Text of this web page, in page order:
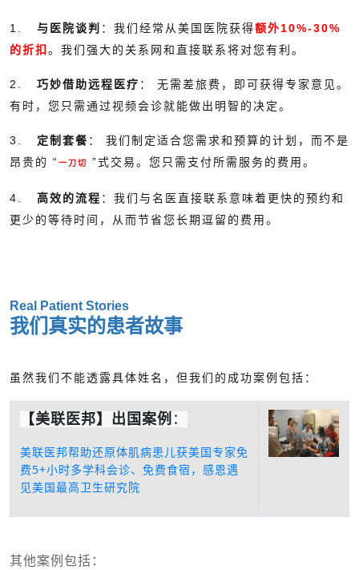
1. 与医院谈判 ：我们经常从美国医院获得额外10%-30%
的折扣 。我们强大的关系网和直接联系将对您有利。
2. 巧妙借助远程医疗 ： 无需差旅费，即可获得专家意见。
有时，您只需通过视频会诊就能做出明智的决定。
3. 定制套餐 ： 我们制定适合您需求和预算的计划，而不是
昂贵的 “一刀切 ”式交易。您只需支付所需服务的费用。
4. 高效的流程 ：我们与名医直接联系意味着更快的预约和
更少的等待时间，从而节省您长期逗留的费用。
Real Patient Stories
我们真实的患者故事
虽然我们不能透露具体姓名，但我们的成功案例包括：
【美联医邦】出国案例 ：
美联医邦帮助还原体肌病患儿获美国专家免
费5+小时多学科会诊、免费食宿，感恩遇
见美国最高卫生研究院
其他案例包括：